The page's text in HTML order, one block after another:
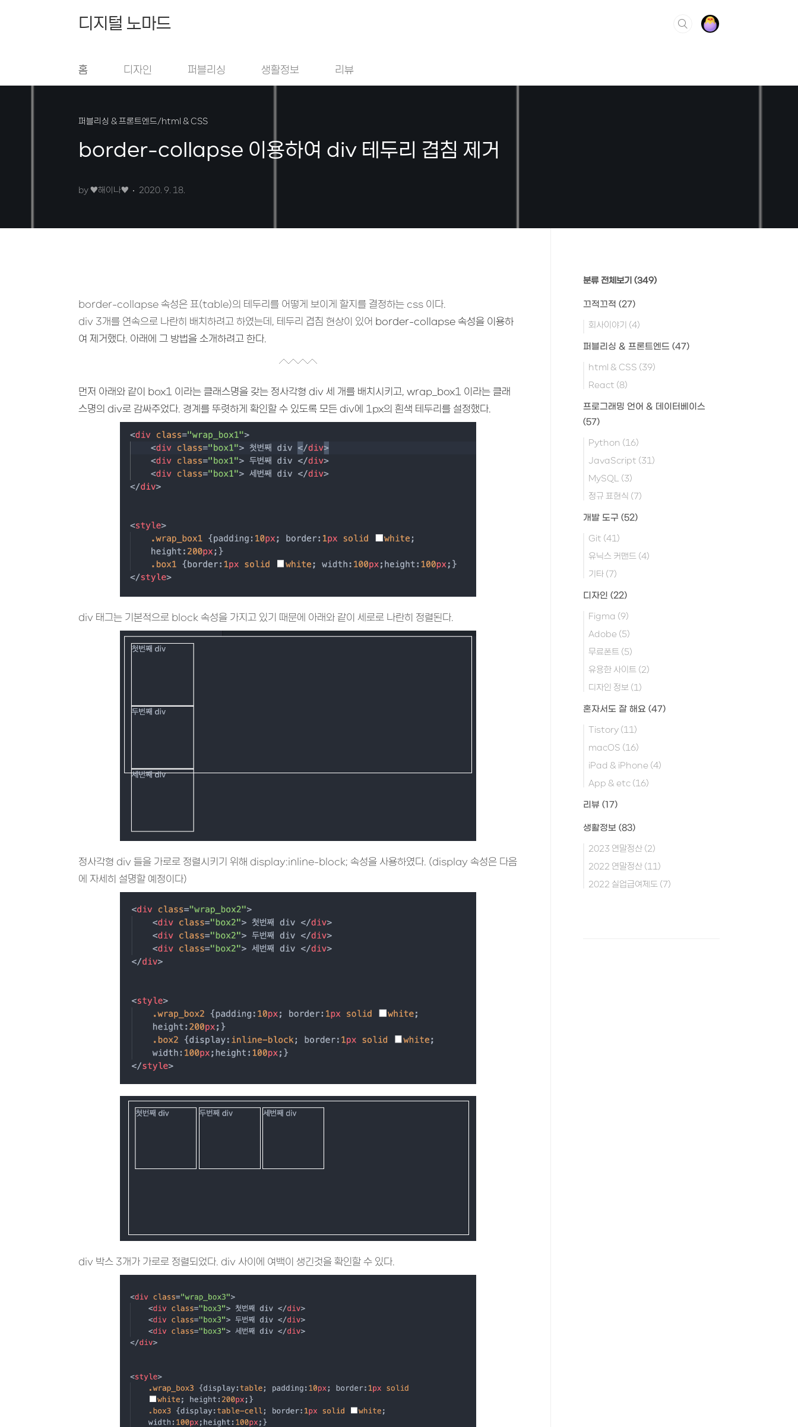
디지털 노마드
홈 디자인 퍼블리싱 생활정보 리뷰
퍼블리싱 & 프론트엔드/html & CSS
border-collapse 이용하여 div 테두리 겹침 제거
by ♥︎해이나♥︎ 2020. 9. 18.
border-collapse 속성은 표(table)의 테두리를 어떻게 보이게 할지를 결정하는 css 이다.
div 3개를 연속으로 나란히 배치하려고 하였는데, 테두리 겹침 현상이 있어 border-collapse 속성을 이용하
여 제거했다. 아래에 그 방법을 소개하려고 한다.
먼저 아래와 같이 box1 이라는 클래스명을 갖는 정사각형 div 세 개를 배치시키고, wrap_box1 이라는 클래
스명의 div로 감싸주었다. 경계를 뚜렷하게 확인할 수 있도록 모든 div에 1px의 흰색 테두리를 설정했다.
div 태그는 기본적으로 block 속성을 가지고 있기 때문에 아래와 같이 세로로 나란히 정렬된다.
정사각형 div 들을 가로로 정렬시키기 위해 display:inline-block; 속성을 사용하였다. (display 속성은 다음
에 자세히 설명할 예정이다)
div 박스 3개가 가로로 정렬되었다. div 사이에 여백이 생긴것을 확인할 수 있다.
분류 전체보기 (349)
끄적끄적 (27)
회사이야기 (4)
퍼블리싱 & 프론트엔드 (47)
html & CSS (39)
React (8)
프로그래밍 언어 & 데이터베이스
(57)
Python (16)
JavaScript (31)
MySQL (3)
정규 표현식 (7)
개발 도구 (52)
Git (41)
유닉스 커맨드 (4)
기타 (7)
디자인 (22)
Figma (9)
Adobe (5)
무료폰트 (5)
유용한 사이트 (2)
디자인 정보 (1)
혼자서도 잘 해요 (47)
Tistory (11)
macOS (16)
iPad & iPhone (4)
App & etc (16)
리뷰 (17)
생활정보 (83)
2023 연말정산 (2)
2022 연말정산 (11)
2022 실업급여제도 (7)